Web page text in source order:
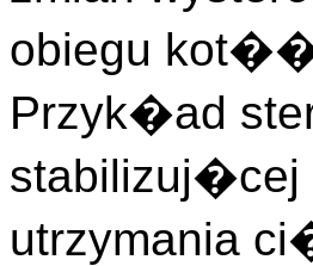
obiegu
Przyk�ad
utrzymania